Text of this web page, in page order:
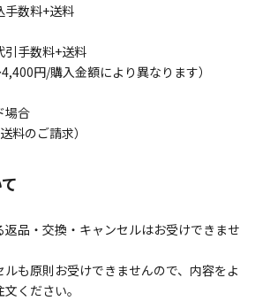
手数料+送料
引手数料+送料
円/購入金額により異なります）
場合
料のご請求）
返品・交換・キャンセルはお受けできませ
ルも原則お受けできませんので、内容をよ
ください。